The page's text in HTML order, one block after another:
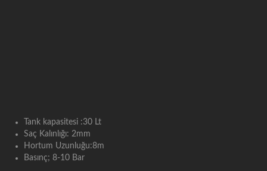
Tank kapasitesi :30 Lt
Saç Kalınlığı: 2mm
Hortum Uzunluğu:8m
Basınç; 8-10 Bar